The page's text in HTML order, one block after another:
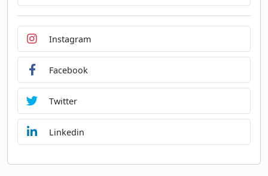
Instagram
Facebook
Twitter
Linkedin